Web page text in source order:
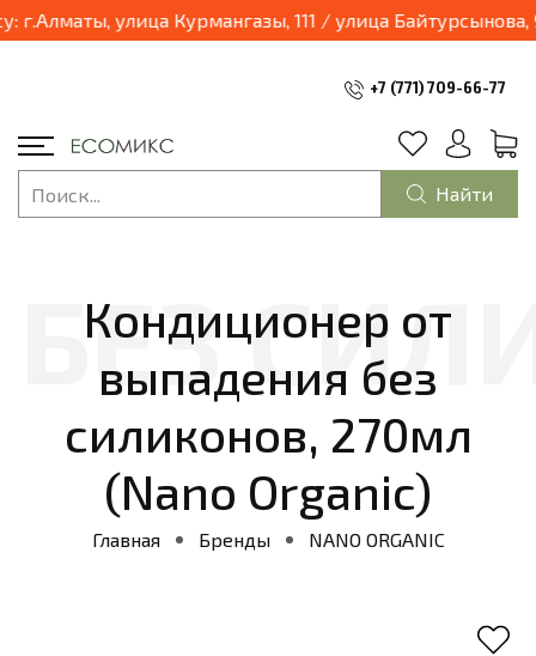
03.04.2025 наш магазин переходит в формат шоурум и будет находиться по адресу: г.Алматы,
+7 (771) 709-66-77
Найти
Кондиционер от
выпадения без
силиконов, 270мл
(Nano Organic)
Главная Бренды NANO ORGANIC